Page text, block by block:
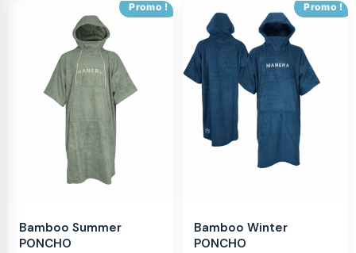
Promo !
Bamboo Summer
PONCHO
Promo !
Bamboo Winter
PONCHO